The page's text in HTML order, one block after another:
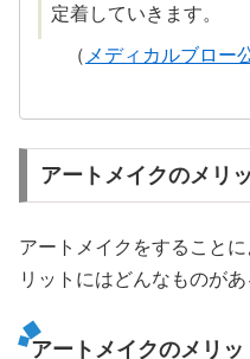
定着していきます。
（ メディカルブロー
アートメイクのメリ
アートメイクをすること
リットにはどんなものが
アートメイクのメリッ